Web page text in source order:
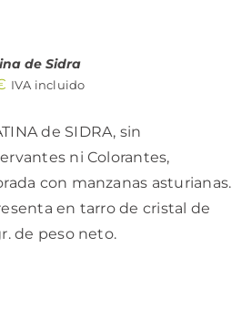
de Sidra
IVA incluido
de SIDRA, sin
ni Colorantes,
con manzanas asturianas.
en tarro de cristal de
de peso neto.